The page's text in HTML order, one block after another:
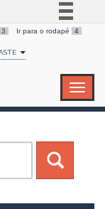
BR
3 Ir para o rodapé 4